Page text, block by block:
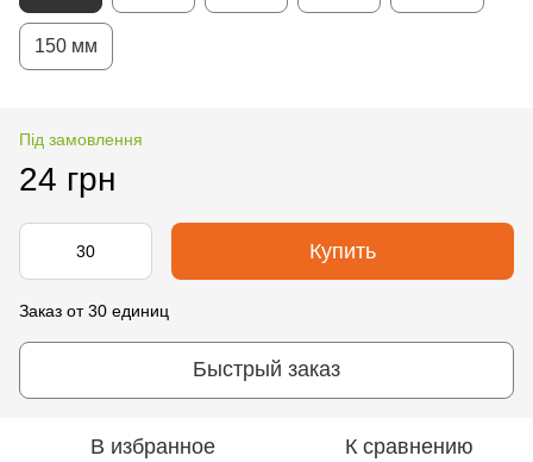
150 мм
Під замовлення
24 грн
Купить
Заказ от 30 единиц
Быстрый заказ
В избранное К сравнению